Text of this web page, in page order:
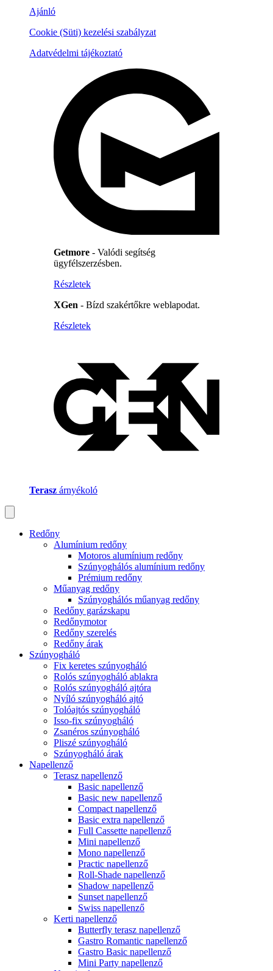
Ajánló
Cookie (Süti) kezelési szabályzat
Adatvédelmi tájékoztató
Getmore - Valódi segítség
ügyfélszerzésben.
Részletek
XGen - Bízd szakértőkre weblapodat.
Részletek
Terasz árnyékoló
Redőny
Alumínium redőny
Motoros alumínium redőny
Szúnyoghálós alumínium redőny
Prémium redőny
Műanyag redőny
Szúnyoghálós műanyag redőny
Redőny garázskapu
Redőnymotor
Redőny szerelés
Redőny árak
Szúnyogháló
Fix keretes szúnyogháló
Rolós szúnyogháló ablakra
Rolós szúnyogháló ajtóra
Nyíló szúnyogháló ajtó
Tolóajtós szúnyogháló
Isso-fix szúnyogháló
Zsanéros szúnyogháló
Pliszé szúnyogháló
Szúnyogháló árak
Napellenző
Terasz napellenző
Basic napellenző
Basic new napellenző
Compact napellenző
Basic extra napellenző
Full Cassette napellenző
Mini napellenző
Mono napellenző
Practic napellenző
Roll-Shade napellenző
Shadow napellenző
Sunset napellenző
Swiss napellenző
Kerti napellenző
Butterfly terasz napellenző
Gastro Romantic napellenző
Gastro Basic napellenző
Mini Party napellenző